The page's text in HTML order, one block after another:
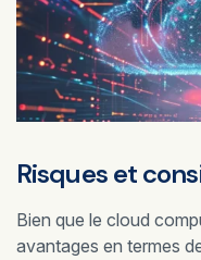
Risques et
Bien que le cloud
avantages en termes